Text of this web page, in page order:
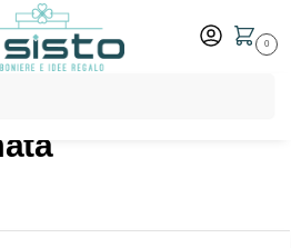
0
“Cera profumata”